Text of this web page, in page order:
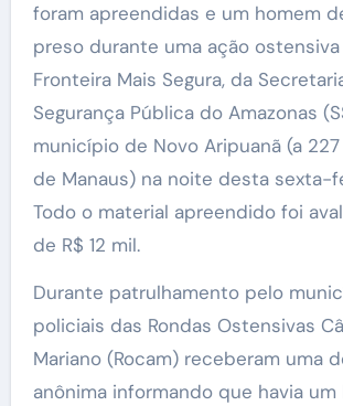
foram apreendidas e um homem
preso durante uma ação
Fronteira Mais Segura, da
Segurança Pública do Amazonas
município de Novo Aripuanã (a
de Manaus) na noite desta sexta-
Todo o material apreendido foi
de R$ 12 mil.
Durante patrulhamento pelo
policiais das Rondas Ostensivas
Mariano (Rocam) receberam uma
anônima informando que havia um